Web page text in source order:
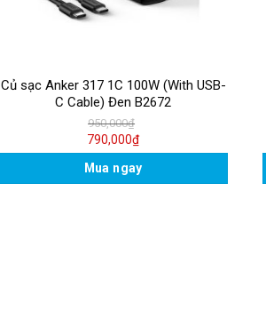
Củ sạc Anker 317 1C 100W (With USB-
C Cable) Đen B2672
950,000₫
790,000₫
Mua ngay